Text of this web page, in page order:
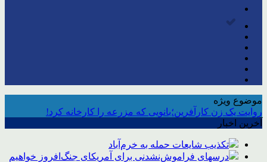
موضوع ویژه
روایت یک زن کارآفرین؛بانویی که مزرعه را کارخانه کرد!
آخرین اخبار
تکذیب شایعات حمله به خرم‌آباد
درسهای فراموش‌نشدنی برای آمریکای جنگ‌افروز خواهیم